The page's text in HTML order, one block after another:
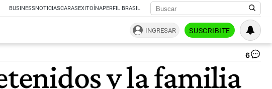
BUSINESSNOTICIASCARASEXITOÍNAPERFIL BRASIL
INGRESAR SUSCRIBITE
6
y la familia